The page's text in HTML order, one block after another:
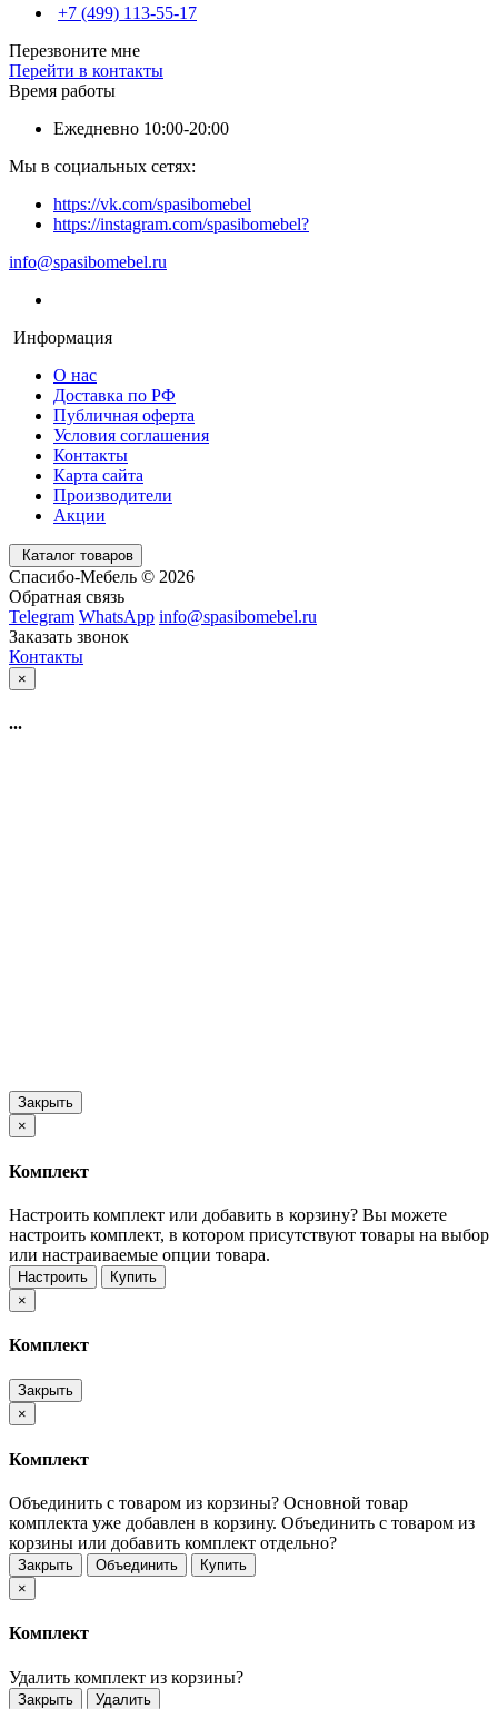
+7 (499) 113-55-17
Перезвоните мне
Перейти в контакты
Время работы
Ежедневно 10:00-20:00
Мы в социальных сетях:
https://vk.com/spasibomebel
https://instagram.com/spasibomebel?
info@spasibomebel.ru
Информация
О нас
Доставка по РФ
Публичная оферта
Условия соглашения
Контакты
Карта сайта
Производители
Акции
Каталог товаров
Спасибо-Мебель © 2026
Обратная связь
Telegram WhatsApp info@spasibomebel.ru
Заказать звонок
Контакты
×
...
Закрыть
×
Комплект
Настроить комплект или добавить в корзину? Вы можете
настроить комплект, в котором присутствуют товары на выбор
или настраиваемые опции товара.
Настроить
Купить
×
Комплект
Закрыть
×
Комплект
Объединить с товаром из корзины? Основной товар
комплекта уже добавлен в корзину. Объединить с товаром из
корзины или добавить комплект отдельно?
Закрыть Объединить
Купить
×
Комплект
Удалить комплект из корзины?
Закрыть Удалить